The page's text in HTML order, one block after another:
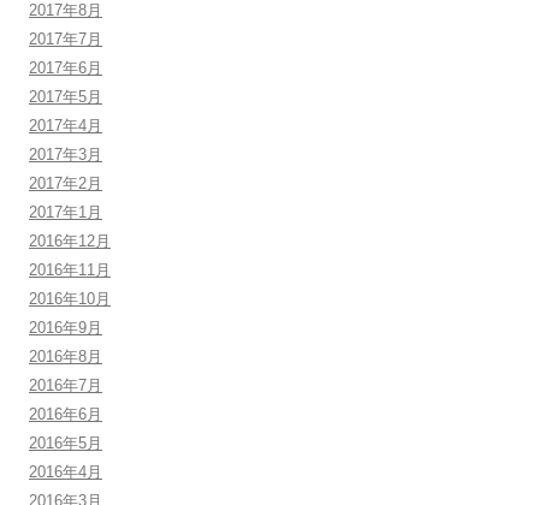
2017年8月
2017年7月
2017年6月
2017年5月
2017年4月
2017年3月
2017年2月
2017年1月
2016年12月
2016年11月
2016年10月
2016年9月
2016年8月
2016年7月
2016年6月
2016年5月
2016年4月
2016年3月